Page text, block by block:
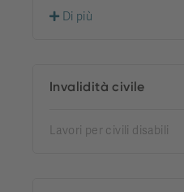
Di più
Invalidità civile
Lavori per civili disabili